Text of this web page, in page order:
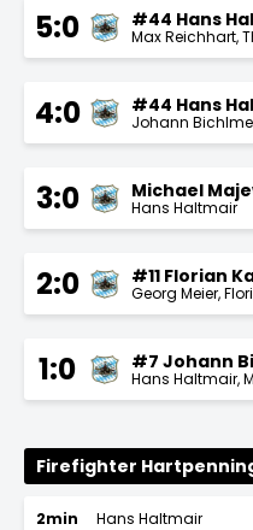
5:0 #44 Hans
Max Reichhart
4:0 #44 Hans
Johann
3:0 Michael
Hans Haltmair
2:0 #11 Florian
Georg Meier
1:0 #7 Johann
Hans Haltmair
Firefighter
2min Hans Haltmair